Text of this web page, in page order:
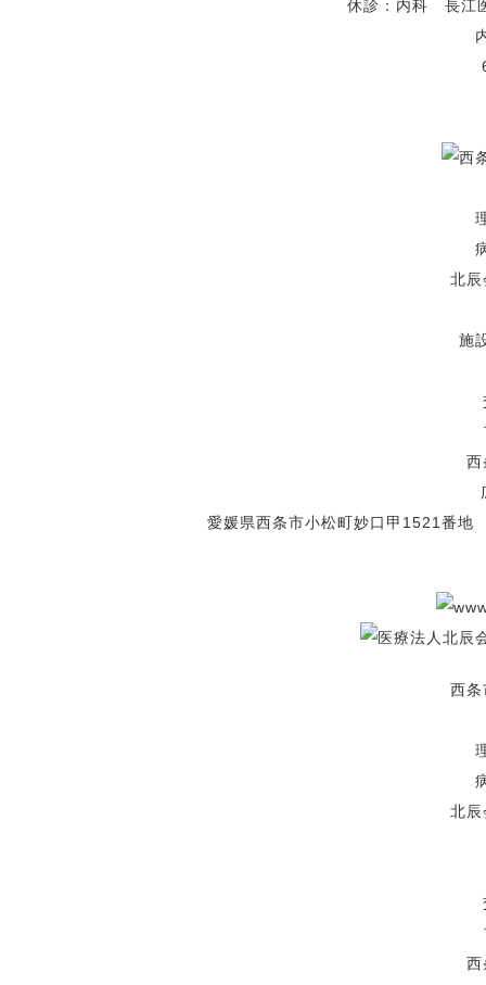
休診：内科 長江
北辰
施
西
愛媛県西条市小松町妙口甲1521
西条
北辰
西